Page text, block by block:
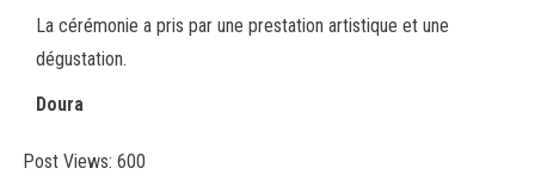
La cérémonie a pris par une prestation artistique et une
dégustation.
Doura
Post Views: 600